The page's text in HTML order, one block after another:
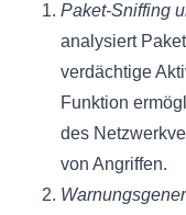
Paket-Sniffing
analysiert
verdächtige
Funktion
des
von Angriffen.